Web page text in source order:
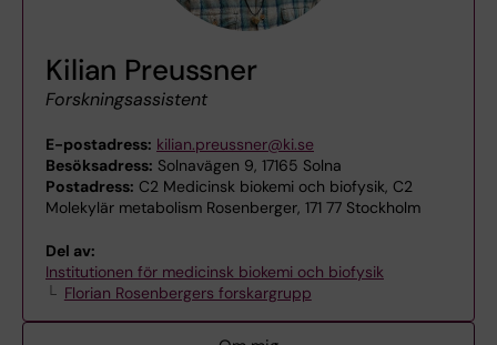
Kilian Preussner
Forskningsassistent
E-postadress: kilian.preussner@ki.se
Besöksadress: Solnavägen 9, 17165 Solna
Postadress: C2 Medicinsk biokemi och biofysik, C2
Molekylär metabolism Rosenberger, 171 77 Stockholm
Del av:
Institutionen för medicinsk biokemi och biofysik
Florian Rosenbergers forskargrupp